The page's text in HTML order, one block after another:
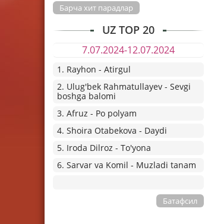
Барча хит парадлар
UZ TOP 20
7.07.2024-12.07.2024
1. Rayhon - Atirgul
2. Ulug'bek Rahmatullayev - Sevgi
boshga balomi
3. Afruz - Po polyam
4. Shoira Otabekova - Daydi
5. Iroda Dilroz - To'yona
6. Sarvar va Komil - Muzladi tanam
Батафсил